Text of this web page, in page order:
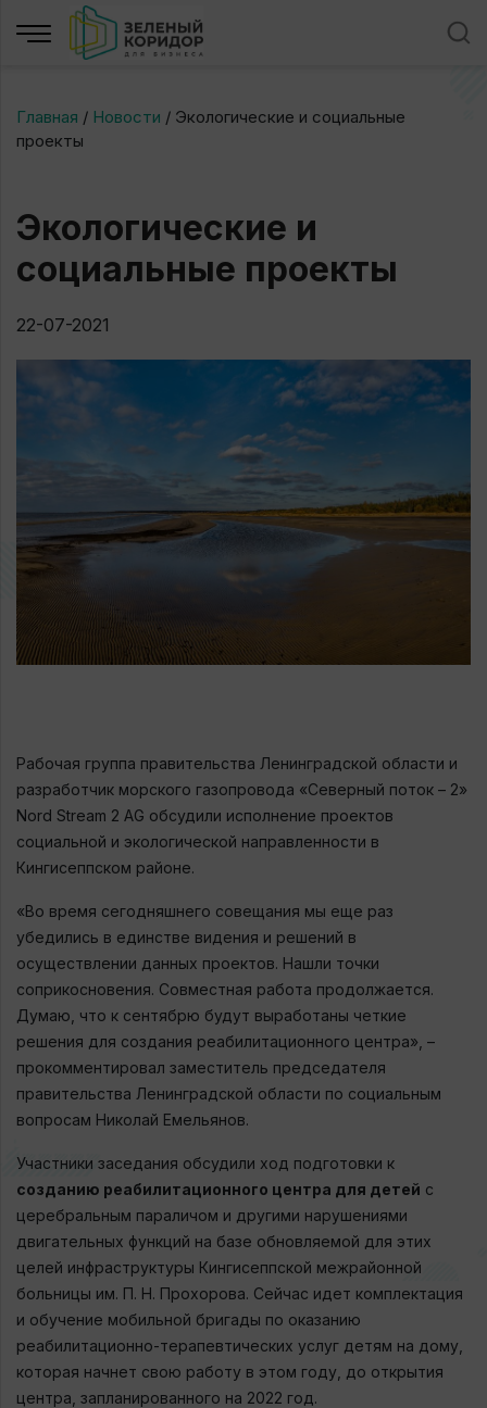
Главная / Новости / Экологические и социальные
проекты
Экологические и
социальные проекты
22-07-2021
Рабочая группа правительства Ленинградской области и
разработчик морского газопровода «Северный поток – 2»
Nord Stream 2 AG обсудили исполнение проектов
социальной и экологической направленности в
Кингисеппском районе.
«Во время сегодняшнего совещания мы еще раз
убедились в единстве видения и решений в
осуществлении данных проектов. Нашли точки
соприкосновения. Совместная работа продолжается.
Думаю, что к сентябрю будут выработаны четкие
решения для создания реабилитационного центра», –
прокомментировал заместитель председателя
правительства Ленинградской области по социальным
вопросам Николай Емельянов.
Участники заседания обсудили ход подготовки к
созданию реабилитационного центра для детей с
церебральным параличом и другими нарушениями
двигательных функций на базе обновляемой для этих
целей инфраструктуры Кингисеппской межрайонной
больницы им. П. Н. Прохорова. Сейчас идет комплектация
и обучение мобильной бригады по оказанию
реабилитационно-терапевтических услуг детям на дому,
которая начнет свою работу в этом году, до открытия
центра, запланированного на 2022 год.